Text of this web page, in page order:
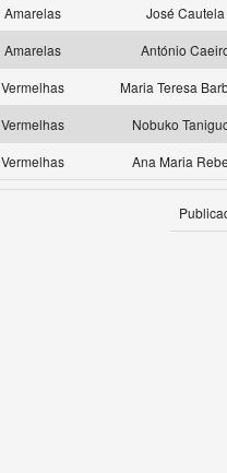
Amarelas
José Cautela
Amarelas
António
Vermelhas
Maria Teresa
Vermelhas
Nobuko
Vermelhas Ana Maria